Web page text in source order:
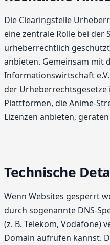
Die Clearingstelle
eine zentrale Rolle bei der
urheberrechtlich
anbieten. Gemeinsam mit
Informationswirtschaft
der Urheberrechtsgesetze
Plattformen, die Anime-
Lizenzen anbieten,
Technische
Wenn Websites gesperrt
durch sogenannte DNS-
(z. B. Telekom, Vodafone)
Domain aufrufen kannst.